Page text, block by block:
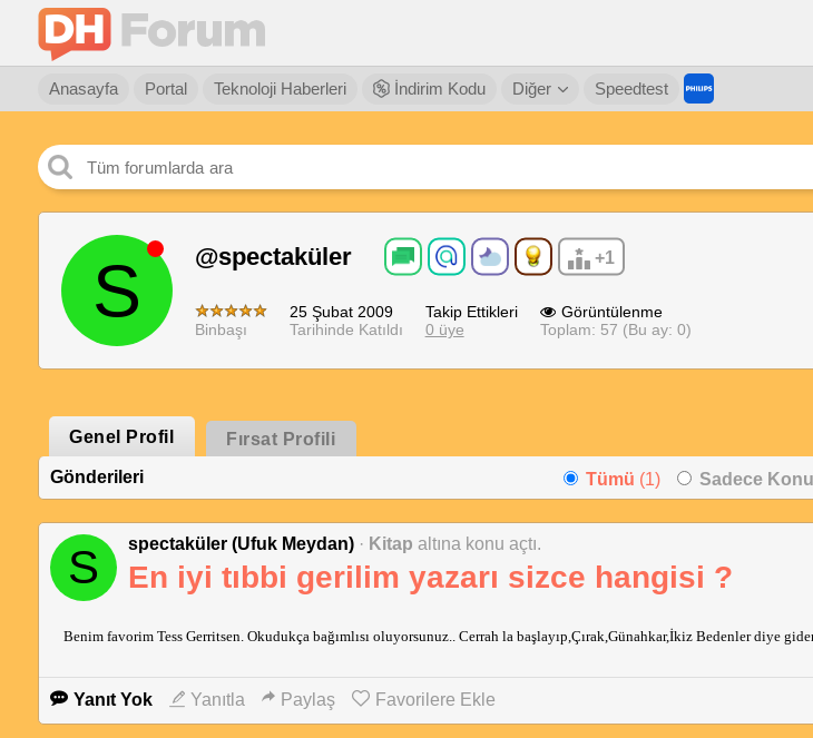
Anasayfa Portal Teknoloji Haberleri İndirim Kodu Diğer Speedtest
S @spectaküler +1
Binbaşı
25 Şubat 2009
Tarihinde Katıldı
Takip Ettikleri
0 üye
Görüntülenme
Toplam: 57 (Bu ay: 0)
Genel Profil Fırsat Profili
Gönderileri Tümü (1) Sadece
S spectaküler (Ufuk Meydan) · Kitap altına konu açtı.
En iyi tıbbi gerilim yazarı sizce hangisi ?
Benim favorim Tess Gerritsen. Okudukça bağımlısı oluyorsunuz.. Cerrah la başlayıp,Çırak,Günahkar,İkiz Bedenler diye
Yanıt Yok Yanıtla Paylaş Favorilere Ekle